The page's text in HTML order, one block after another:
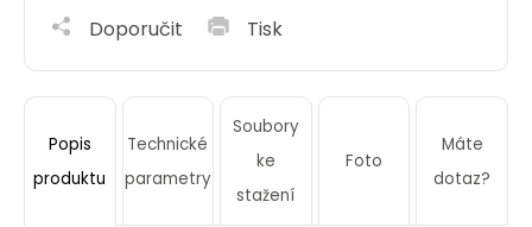
Doporučit Tisk
Popis
produktu
Technické
parametry
Soubory
ke
stažení
Foto
Máte
dotaz?